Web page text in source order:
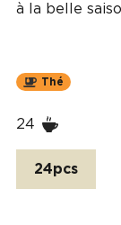
à la belle
Thé
24
24pcs